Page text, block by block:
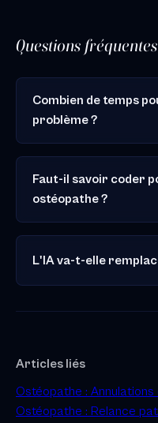
Questions fréquentes
Combien de temps
problème ?
Faut-il savoir coder
ostéopathe ?
L'IA va-t-elle
Articles liés
Ostéopathe :
Ostéopathe : Relance